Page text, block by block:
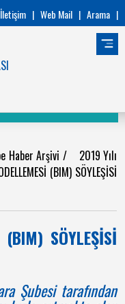
| Web Mail | Arama |
Haber Arşivi / 2019 Yılı
(BIM) SÖYLEŞİSİ
SÖYLEŞİSİ
Şubesi tarafından